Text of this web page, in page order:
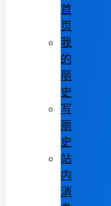
首
页
我
的
丽
史
写
丽
史
站
内
消